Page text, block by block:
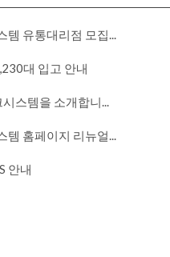
템 유통대리점 모집...
대 입고 안내
스템을 소개합니...
템 홈페이지 리뉴얼...
안내